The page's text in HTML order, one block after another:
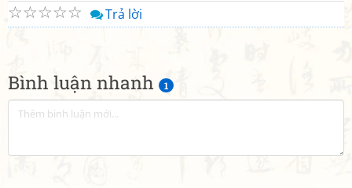
Bình luận nhanh 1
☆
☆
☆
☆
☆ Trả lời